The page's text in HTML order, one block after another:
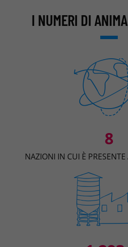
I NUMERI DI
8
NAZIONI IN CUI È